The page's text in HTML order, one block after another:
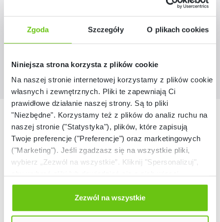
Zgoda Szczegóły O plikach cookies
Niniejsza strona korzysta z plików cookie
Na naszej stronie internetowej korzystamy z plików cookie:
własnych i zewnętrznych. Pliki te zapewniają Ci
prawidłowe działanie naszej strony. Są to pliki
"Niezbędne". Korzystamy też z plików do analiz ruchu na
naszej stronie ("Statystyka"), plików, które zapisują
Twoje preferencje ("Preferencje") oraz marketingowych
("Marketing"). Jeśli zgadzasz się na wszystkie pliki,
wybierz „Zezwól na wszystkie”. Kliknij "Spersonalizuj",
Odmów zgody poprzez przycisk „Odmowa”. Wtedy
użyjemy tylko plików niezbędnych dla naszej strony.
Twój wybór możesz zmienić przez kliknięcie przycisku w
Zezwól na wszystkie
1 699,90 zł
Nasze marki